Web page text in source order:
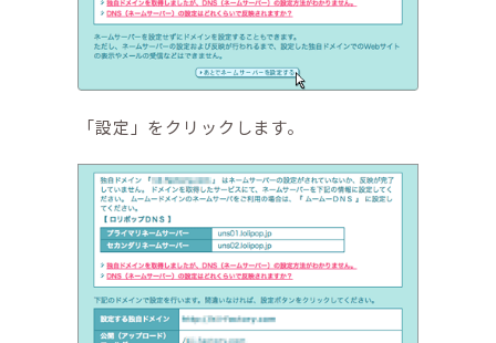
「設定」をクリックします。